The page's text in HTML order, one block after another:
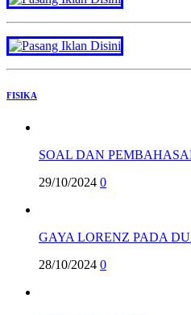
FISIKA
SOAL DAN
29/10/2024 0
GAYA LORENZ PADA
28/10/2024 0